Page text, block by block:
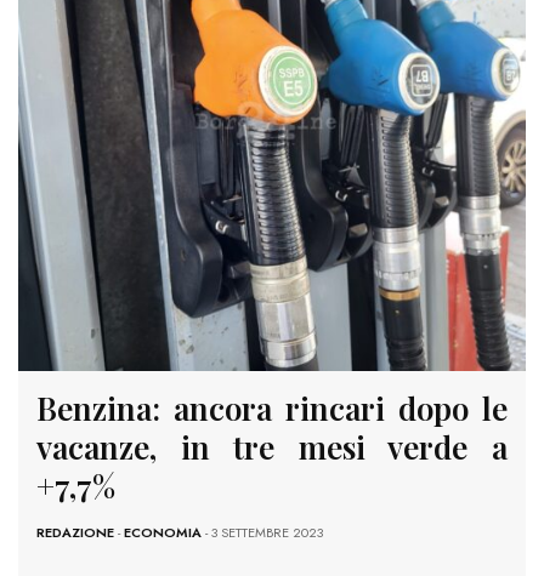
Benzina: ancora rincari dopo le
vacanze, in tre mesi verde a
+7,7%
REDAZIONE-ECONOMIA- 3 SETTEMBRE 2023